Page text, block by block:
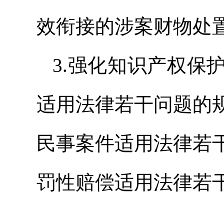
效衔接的涉案财物处
3.强化知识产权保
适用法律若干问题的
民事案件适用法律若
罚性赔偿适用法律若